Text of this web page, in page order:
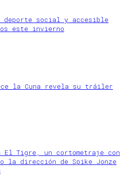
social y accesible
este invierno
la Cuna revela su tráiler
El Tigre, un cortometraje con
la dirección de Spike Jonze